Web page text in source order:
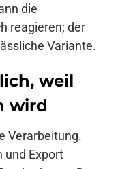
die
reagieren; der
Variante.
weil
wird
Verarbeitung.
und Export